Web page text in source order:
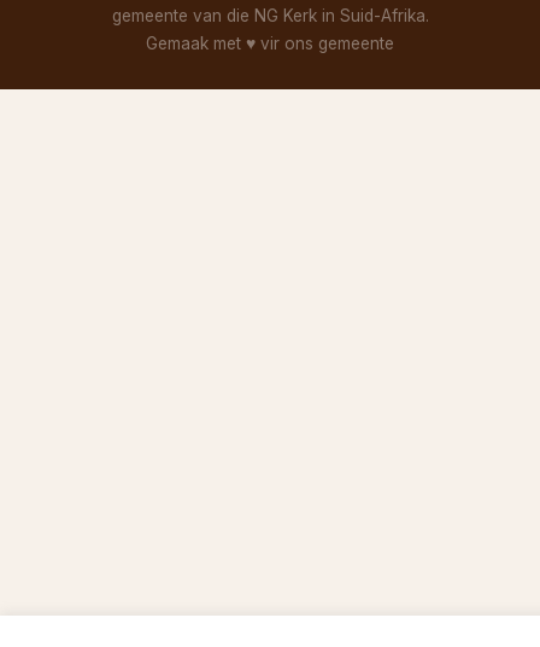
gemeente van die NG Kerk in Suid-Afrika.
Gemaak met ♥ vir ons gemeente